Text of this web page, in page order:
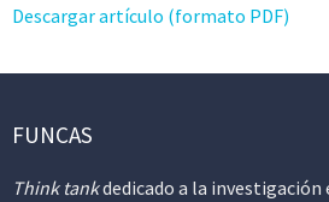
Descargar artículo (formato PDF)
FUNCAS
Think tankdedicado a la investigación